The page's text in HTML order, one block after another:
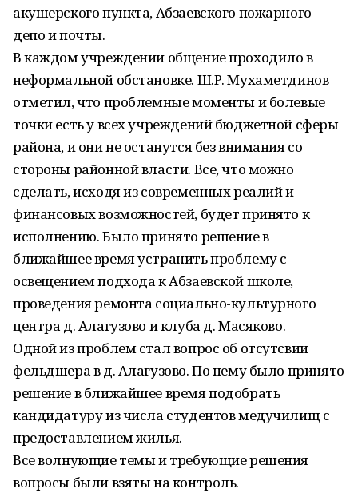
акушерского пункта, Абзаевского пожарного
депо и почты.
В каждом учреждении общение проходило в
неформальной обстановке. Ш.Р. Мухаметдинов
отметил, что проблемные моменты и болевые
точки есть у всех учреждений бюджетной сферы
района, и они не останутся без внимания со
стороны районной власти. Все, что можно
сделать, исходя из современных реалий и
финансовых возможностей, будет принято к
исполнению. Было принято решение в
ближайшее время устранить проблему с
освещением подхода к Абзаевской школе,
проведения ремонта социально-культурного
центра д. Алагузово и клуба д. Масяково.
Одной из проблем стал вопрос об отсутсвии
фельдшера в д. Алагузово. По нему было принято
решение в ближайшее время подобрать
кандидатуру из числа студентов медучилищ с
предоставлением жилья.
Все волнующие темы и требующие решения
вопросы были взяты на контроль.